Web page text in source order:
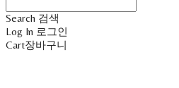
Search 검색
Log In 로그인
Cart장바구니